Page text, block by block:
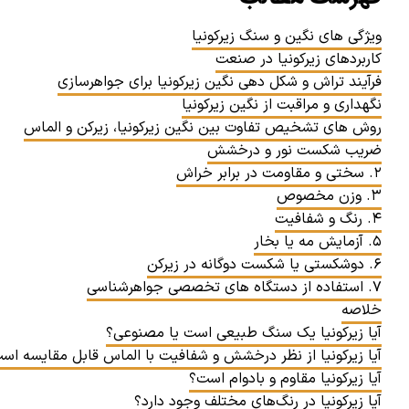
ویژگی های نگین و سنگ زیرکونیا
کاربردهای زیرکونیا در صنعت
فرآیند تراش و شکل دهی نگین زیرکونیا برای جواهرسازی
نگهداری و مراقبت از نگین زیرکونیا
روش های تشخیص تفاوت بین نگین زیرکونیا، زیرکن و الماس
ضریب شکست نور و درخشش
۲. سختی و مقاومت در برابر خراش
۳. وزن مخصوص
۴. رنگ و شفافیت
۵. آزمایش مه یا بخار
۶. دوشکستی یا شکست دوگانه در زیرکن
۷. استفاده از دستگاه های تخصصی جواهرشناسی
خلاصه
آیا زیرکونیا یک سنگ طبیعی است یا مصنوعی؟
آیا زیرکونیا از نظر درخشش و شفافیت با الماس قابل مقایسه
آیا زیرکونیا مقاوم و بادوام است؟
آیا زیرکونیا در رنگ‌های مختلف وجود دارد؟